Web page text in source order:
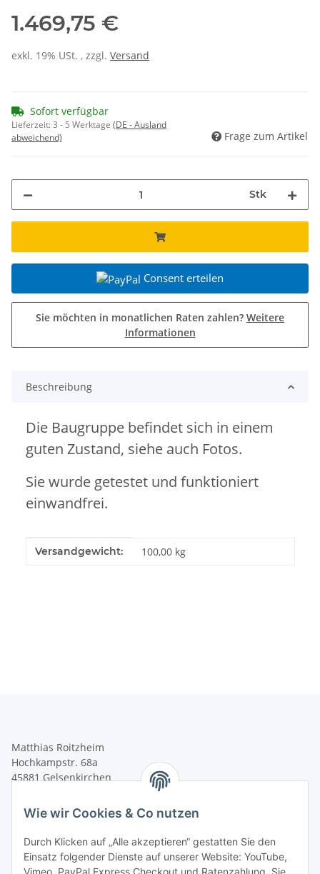
Wie wir Cookies & Co nutzen
Durch Klicken auf „Alle akzeptieren“ gestatten Sie den
Einsatz folgender Dienste auf unserer Website: YouTube,
1.469,75 €
exkl. 19% USt. , zzgl. Versand
Sofort verfügbar
Lieferzeit:3 - 5 Werktage (DE - Ausland
abweichend)
Frage zum Artikel
Stk
Consent erteilen
Sie möchten in monatlichen Raten zahlen? Weitere
Informationen
Beschreibung
Die Baugruppe befindet sich in einem
guten Zustand, siehe auch Fotos.
Sie wurde getestet und funktioniert
einwandfrei.
Produkteigenschaft
Wert
Versandgewicht: 100,00 kg
Matthias Roitzheim
Hochkampstr. 68a
45881 Gelsenkirchen
Fax: +49 (0) 209 95905915
shop@roitzheim-werkzeugmaschinen.de